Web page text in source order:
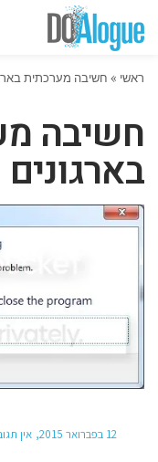
ראשי » חשיבה מערכתית
חשיבה
בארגונים
12 בפברואר 2015 אין